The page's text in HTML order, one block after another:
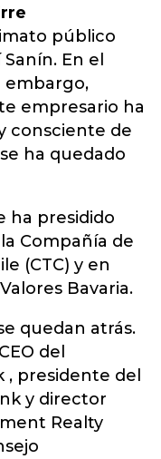
público
En el
embargo,
empresario ha
consciente de
ha quedado
ha presidido
Compañía de
(CTC) y en
Bavaria.
quedan atrás.
del
presidente del
y director
Realty